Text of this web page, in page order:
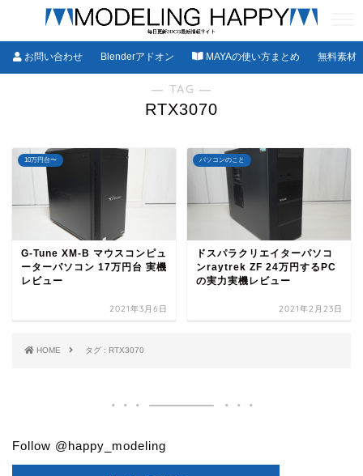
お問い合わせ Blenderアドオン MAYAの使い方まとめ 無料素材
― TAG ―
RTX3070
10万円台〜
G-Tune XM-B マウスコンピュ
ーターパソコン 17万円台 実機
レビュー
2021年3月6日
パソコンのこと
ドスパラクリエイターパソコ
ンraytrek ZF 24万円するPC
の実力実機レビュー
2021年2月23日
HOME タグ : RTX3070
Follow @happy_modeling